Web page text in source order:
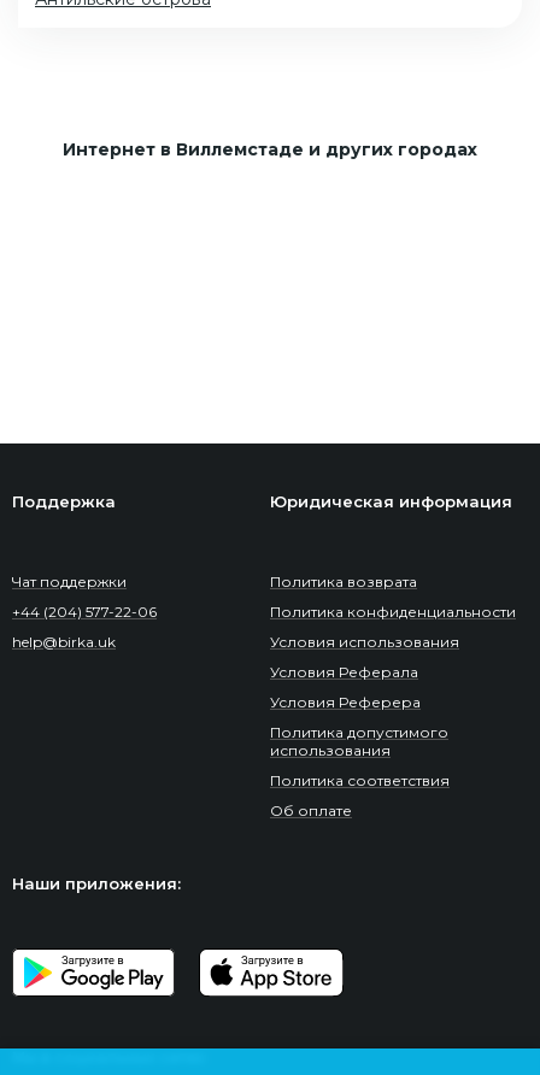
Интернет в Виллемстаде и других городах
Поддержка
Чат поддержки
+44 (204) 577-22-06
help@birka.uk
Юридическая информация
Политика возврата
Политика конфиденциальности
Условия использования
Условия Реферала
Условия Реферера
Политика допустимого
использования
Политика соответствия
Об оплате
Наши приложения: